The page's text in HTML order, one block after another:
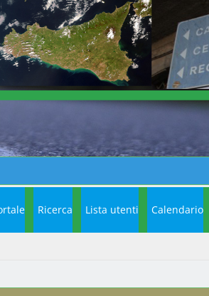
Ricerca Lista utenti Calendario